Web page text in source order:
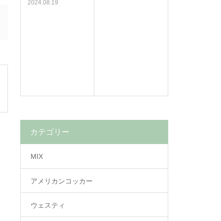
2024.08.19
カテゴリー
MIX
アメリカンコッカー
ウェスティ